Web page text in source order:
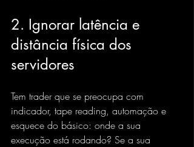
2. Ignorar latência e
distância física dos
servidores
Tem trader que se preocupa com
indicador, tape reading, automação e
esquece do básico: onde a sua
execução está rodando? Se a sua